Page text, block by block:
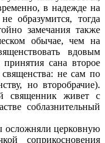
в надежде на
образу­мится, тогда
замечания также
обычае, чем на
вдовым
сана вто­рое
не сам по
но второбрачие).
священник живет с
соблазни­тельный
осложняли церковную
соприкосновения